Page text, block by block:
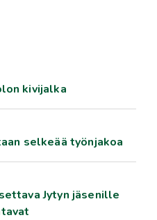
kivijalka
selkeää työnjakoa
Jytyn jäsenille